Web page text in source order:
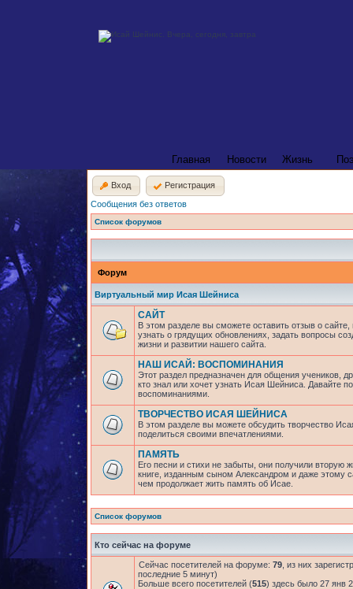
Главная Новости Жизнь
Вход
Регистрация
Сообщения без ответов
Список форумов
Форум
Виртуальный мир Исая Шейниса
САЙТ
В этом разделе вы сможете оставить отзыв о
узнать о грядущих обновлениях, задать вопросы
жизни и развитии нашего сайта.
НАШ ИСАЙ: ВОСПОМИНАНИЯ
Этот раздел предназначен для общения учеников,
кто знал или хочет узнать Исая Шейниса. Давайте
воспоминаниями.
ТВОРЧЕСТВО ИСАЯ ШЕЙНИСА
В этом разделе вы можете обсудить творчество
поделиться своими впечатлениями.
ПАМЯТЬ
Его песни и стихи не забыты, они получили вторую
книге, изданным сыном Александром и даже этому
чем продолжает жить память об Исае.
Список форумов
Кто сейчас на форуме
Сейчас посетителей на форуме: 79 , из них
последние 5 минут)
Больше всего посетителей (515) здесь было 27 янв